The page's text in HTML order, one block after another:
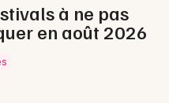
à ne pas
en août 2026